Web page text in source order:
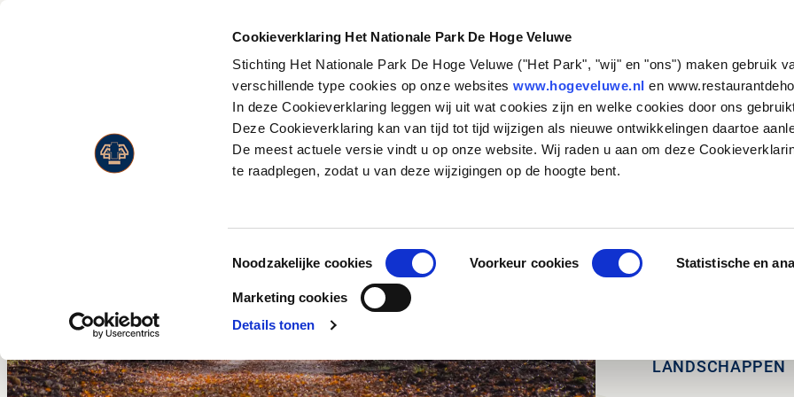
Cookieverklaring Het Nationale Park De Hoge Veluwe
Stichting Het Nationale Park De Hoge Veluwe ("Het Park", "wij" en "ons") maken gebruik
verschillende type cookies op onze websiteswww.hogeveluwe.nl en
In deze Cookieverklaring leggen wij uit wat cookies zijn en welke cookies door ons
Deze Cookieverklaring kan van tijd tot tijd wijzigen als nieuwe ontwikkelingen daartoe
De meest actuele versie vindt u op onze website. Wij raden u aan om deze
te raadplegen, zodat u van deze wijzigingen op de hoogte bent.
Noodzakelijke cookies Voorkeur cookies Statistische en
Marketing cookies
Details tonen
BEZOEK
Route & adres
Activiteiten
Museonder
Jachthuis Sint Hubertus
Kröller-Müller Museum
Fietsen
Paardrijden
Zakelijk bezoek
Families en andere
groepen
Touroperators
Basisschool
Voortgezet Onderwijs
MBO, HBO en WO
Speciaal onderwijs
CULTUUR
Flora
Fauna
Landschappen
Live Wildcam
Historische verhalen
Kunst & Architectuur
Jachthuis Sint Hubertus
Kröller-Müller Museum
Natuurbeheer
Onderzoeken in het Park
Updates
Particulieren
Bedrijven
Fondsen en stichtingen
Organisatie
Werken bij
Stage lopen in
Jouw urn in het
Contact
LANDSCHAPPEN